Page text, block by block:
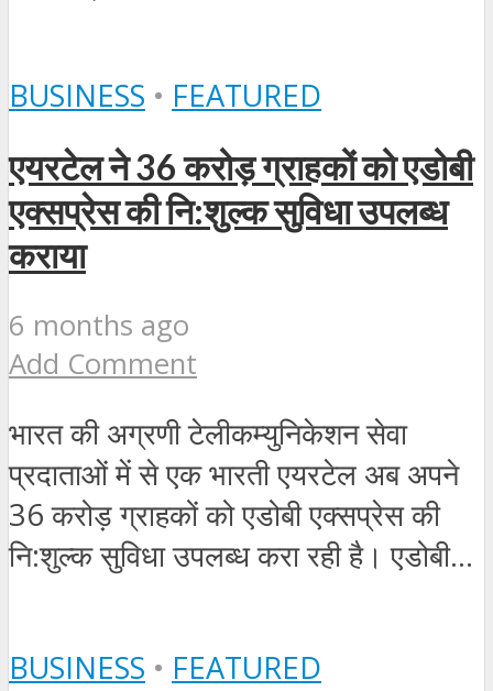
BUSINESS • FEATURED
एयरटेल ने 36 करोड़ ग्राहकों को एडोबी
एक्सप्रेस की नि:शुल्क सुविधा उपलब्ध
कराया
6 months ago
Add Comment
भारत की अग्रणी टेलीकम्युनिकेशन सेवा
प्रदाताओं में से एक भारती एयरटेल अब अपने
36 करोड़ ग्राहकों को एडोबी एक्सप्रेस की
नि:शुल्क सुविधा उपलब्ध करा रही है। एडोबी...
BUSINESS • FEATURED